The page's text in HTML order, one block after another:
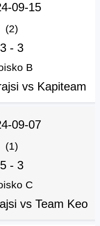
09-15
(2)
3 - 3
B
vs Kapiteam
09-07
(1)
5 - 3
C
vs Team Keo